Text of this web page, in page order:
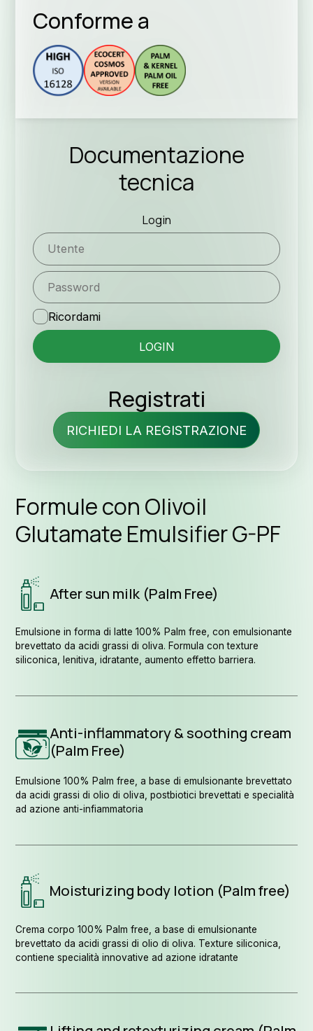
Conforme a
Documentazione
tecnica
Login
Ricordami
Registrati
RICHIEDI LA REGISTRAZIONE
Formule con Olivoil
Glutamate Emulsifier G-PF
After sun milk (Palm Free)
Emulsione in forma di latte 100% Palm free, con emulsionante
brevettato da acidi grassi di oliva. Formula con texture
siliconica, lenitiva, idratante, aumento effetto barriera.
Anti-inflammatory & soothing cream
(Palm Free)
Emulsione 100% Palm free, a base di emulsionante brevettato
da acidi grassi di olio di oliva, postbiotici brevettati e specialità
ad azione anti-infiammatoria
Moisturizing body lotion (Palm free)
Crema corpo 100% Palm free, a base di emulsionante
brevettato da acidi grassi di olio di oliva. Texture siliconica,
contiene specialità innovative ad azione idratante